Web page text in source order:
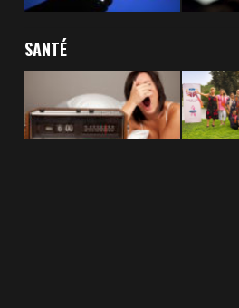
SANTÉ